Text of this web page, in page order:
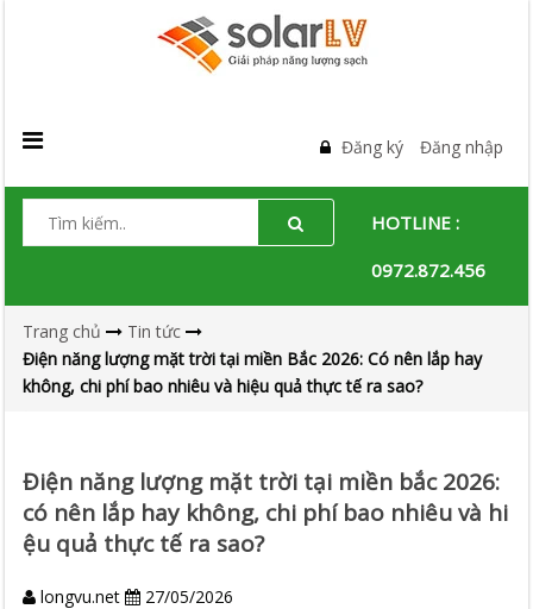
Đăng ký Đăng nhập
HOTLINE :
0972.872.456
Trang chủ
Tin tức
Điện năng lượng mặt trời tại miền Bắc 2026: Có nên lắp hay
không, chi phí bao nhiêu và hiệu quả thực tế ra sao?
Điện năng lượng mặt trời tại miền bắc 2026:
có nên lắp hay không, chi phí bao nhiêu và hi
ệu quả thực tế ra sao?
longvu.net 27/05/2026